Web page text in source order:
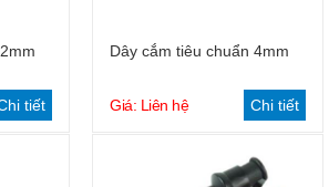
tiết
Dây cắm tiêu chuẩn 4mm
Giá: Liên hệ Chi tiết